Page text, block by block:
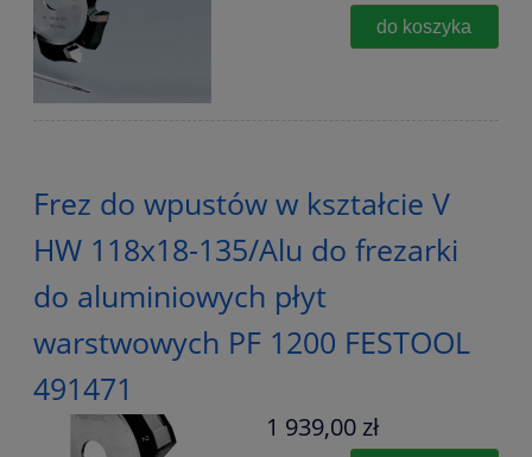
do koszyka
Frez do wpustów w kształcie V
HW 118x18-135/Alu do frezarki
do aluminiowych płyt
warstwowych PF 1200 FESTOOL
491471
1 939,00 zł